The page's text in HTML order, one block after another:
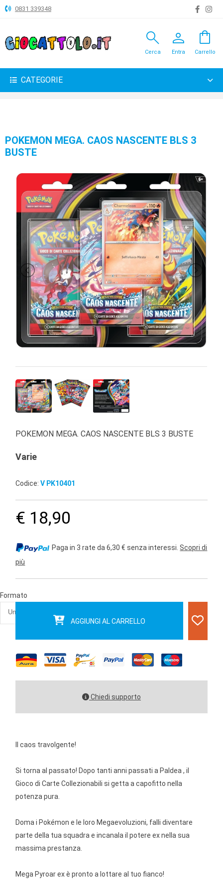
ANIMALI
BAMBOLE
COSTRUZIONI
PELUCHE-
GADGET
PRIMA
INFANZIA
PUZZLE
SYLVANIAN
VALIGERIA-
BORSETTE
BRAND
0831 339348
search
Cerca
person
Entra
shopping_bag
Carrello
CATEGORIE
POKEMON MEGA. CAOS NASCENTE BLS 3
BUSTE
POKEMON MEGA. CAOS NASCENTE BLS 3 BUSTE
Varie
Codice:V PK10401
€ 18,90
Paga in 3 rate da 6,30 € senza interessi.Scopri di
più
Formato
AGGIUNGI AL CARRELLO
Chiedi supporto
Il caos travolgente!
Si torna al passato! Dopo tanti anni passati a Paldea , il
Gioco di Carte Collezionabili si getta a capofitto nella
potenza pura.
Doma i Pokémon e le loro Megaevoluzioni, falli diventare
parte della tua squadra e incanala il potere ex nella sua
massima prestanza.
Mega Pyroar ex è pronto a lottare al tuo fianco!